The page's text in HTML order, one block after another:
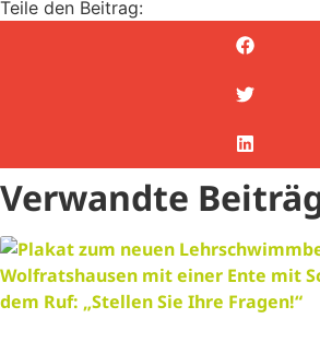
Teile den Beitrag:
Verwandte